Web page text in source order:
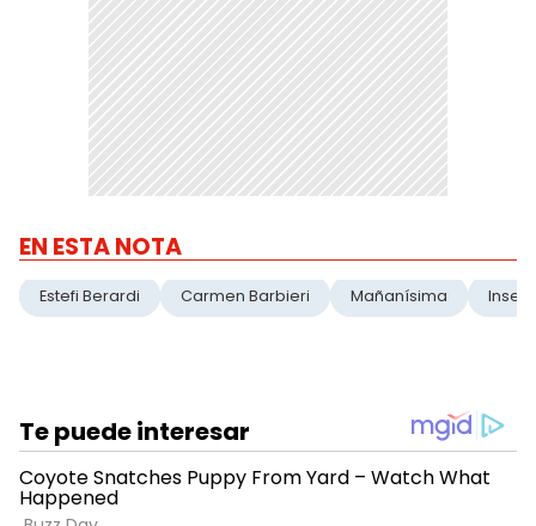
EN ESTA NOTA
Estefi Berardi Carmen Barbieri Mañanísima